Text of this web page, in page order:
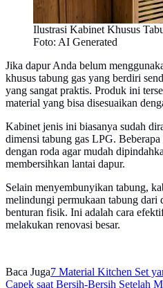
Ilustrasi Kabinet Khusus
Foto: AI Generated
Jika dapur Anda belum
khusus tabung gas yang berdiri
yang sangat praktis. Produk ini
material yang bisa disesuaikan
Kabinet jenis ini biasanya sudah
dimensi tabung gas LPG.
dengan roda agar mudah
membersihkan lantai dapur.
Selain menyembunyikan tabung,
melindungi permukaan tabung dari
benturan fisik. Ini adalah cara
melakukan renovasi besar.
Baca Juga7 Material Kitchen Set
Capek saat Bersih-Bersih Setelah